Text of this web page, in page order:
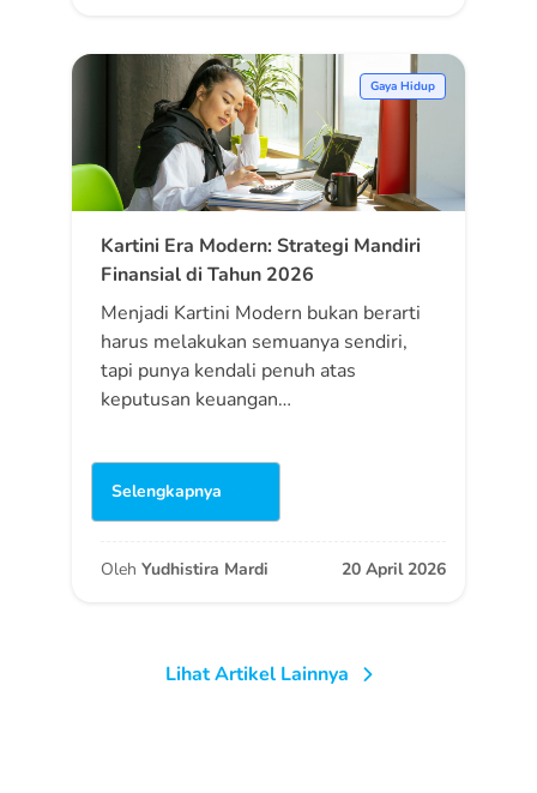
Gaya Hidup
Kartini Era Modern: Strategi Mandiri
Finansial di Tahun 2026
Menjadi Kartini Modern bukan berarti
harus melakukan semuanya sendiri,
tapi punya kendali penuh atas
keputusan keuangan…
Selengkapnya
Oleh Yudhistira Mardi 20 April 2026
Lihat Artikel Lainnya